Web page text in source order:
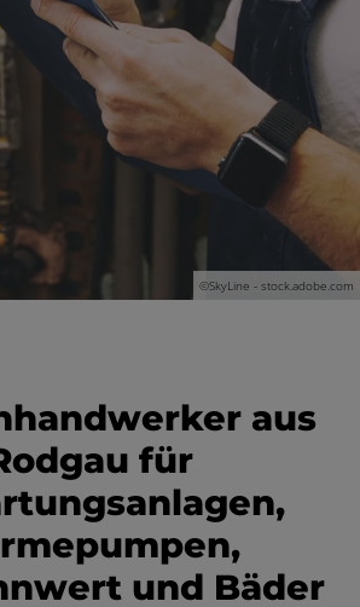
©SkyLine - stock.adobe.com
aus
für
und Bäder